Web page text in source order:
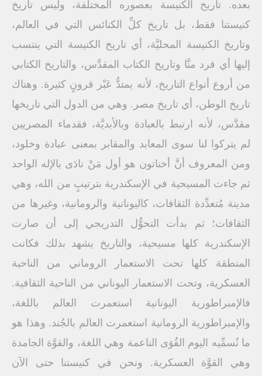
بعده. تاريخ الكنيسة بعصوره المختلفة، وليس تاريخ
كنيستنا فقط، بل تاريخ كلِّ الكنائس التي في العالم،
وتاريخ الكنيسة المحليَّة، أي تاريخ الكنيسة التي ينتسب
إليها أي فرد منَّا وتاريخ الكتاب المقدَّس، والتاريخ الكتابي
من أروع أنواع التاريخ، لأنه يمتدُّ عَبْر قرونٍ كثيرة. وهناك
تاريخ الوطن، أي تاريخ مصر. وهي من الدول التي تاريخها
مقدَّس، لأنه ارتبط بالعبادة وبالأبديَّة، فقدماء المصريين
لم يتركوا لنا سوى المعابد والمقابر بمعنى عبادة وخلود،
ومن المعروف أنَّ أخناتون هو أول مَنْ نادَى بالإله الواحد
ثم جاءت المسيحية في الإسكندرية بترتيبٍ من الله، وهي
مدينة مُتعدِّدة الثقافات، كاليونانية والرومانية، وغيرها من
الثقافات؛ ثم بدأت التحوُّل التدريجي إلى أن صارت
الإسكندرية كلها مسيحية، والتاريخ يشهد بذلك فكانت
المنطقة كلها تحت الاستعمار الروماني من الناحية
العسكرية، وتحت الاستعمار اليوناني من الناحية الثقافية.
فالإمبراطورية اليونانية استعمرت العالم باللغة،
والإمبراطورية الرومانية استعمرت العالم بالجُند. وهذا هو
ما نُسمِّيه اليوم القُوَى الناعمة وهي اللغة، والقوَّة الجامدة
وهي القوَّة العسكرية. ونحن في كنيستنا حتى الآن